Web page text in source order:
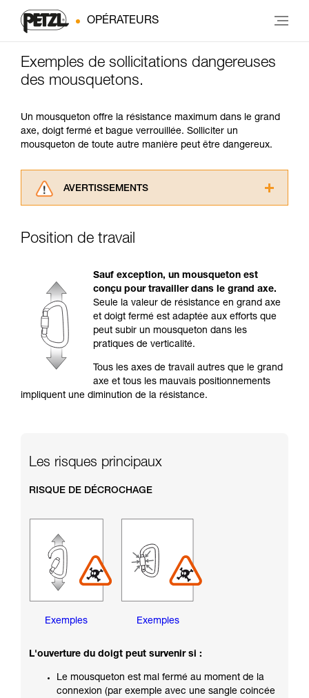
OPÉRATEURS
Exemples de sollicitations dangereuses
des mousquetons.
Un mousqueton offre la résistance maximum dans le grand
axe, doigt fermé et bague verrouillée. Solliciter un
mousqueton de toute autre manière peut être dangereux.
AVERTISSEMENTS
consulter. Vous devez avoir compris les
pouvoir comprendre ce complément
Maîtriser ces techniques nécessite une
formation et un entraînement spécifique. Validez
avec un professionnel votre capacité à refaire
la manipulation, seul, en toute sécurité, avant
de la reproduire en autonomie.
Nous donnons des exemples de techniques
liées à votre activité. Il peut en exister d’autres
que nous ne décrivons pas ici.
Position de travail
Sauf exception, un mousqueton est
conçu pour travailler dans le grand axe.
Seule la valeur de résistance en grand axe
et doigt fermé est adaptée aux efforts que
peut subir un mousqueton dans les
pratiques de verticalité.
Tous les axes de travail autres que le grand
axe et tous les mauvais positionnements
impliquent une diminution de la résistance.
Les risques principaux
RISQUE DE DÉCROCHAGE
Exemples Exemples
L'ouverture du doigt peut survenir si :
Le mousqueton est mal fermé au moment de la
connexion (par exemple avec une sangle coincée